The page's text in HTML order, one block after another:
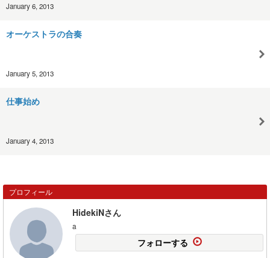
January 6, 2013
オーケストラの合奏
January 5, 2013
仕事始め
January 4, 2013
プロフィール
HidekiNさん
a
フォローする